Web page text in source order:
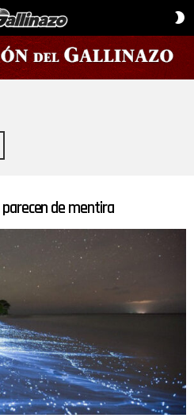
de mentira